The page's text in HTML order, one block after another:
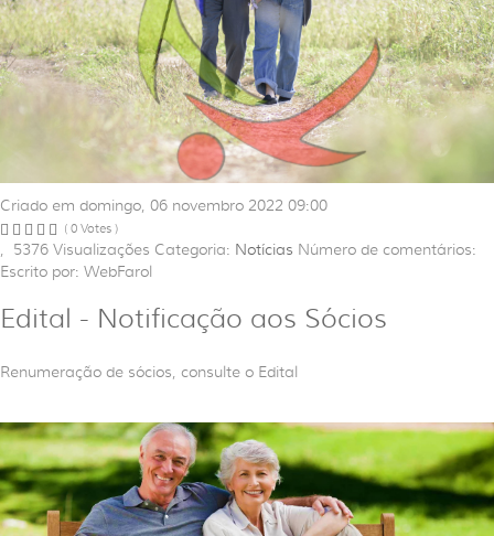
Criado em domingo, 06 novembro 2022 09:00
( 0 Votes )
, 5376 Visualizações Categoria: Notícias Número de comentários:
Escrito por: WebFarol
Edital - Notificação aos Sócios
Renumeração de sócios, consulte o Edital